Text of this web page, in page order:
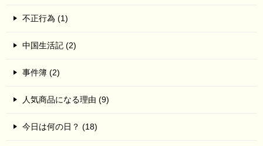
不正行為 (1)
中国生活記 (2)
事件簿 (2)
人気商品になる理由 (9)
今日は何の日？ (18)